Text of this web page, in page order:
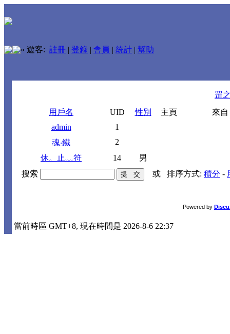
» 遊客: 註冊 | 登錄 | 會員 | 統計 | 幫助
罡
用戶名
UID 性別 主頁
來自
admin
1
魂‧鐵
2
休。止﹏符
14
男
搜索
或 排序方式: 積分 -
Powered by
當前時區 GMT+8, 現在時間是 2026-8-6 22:37